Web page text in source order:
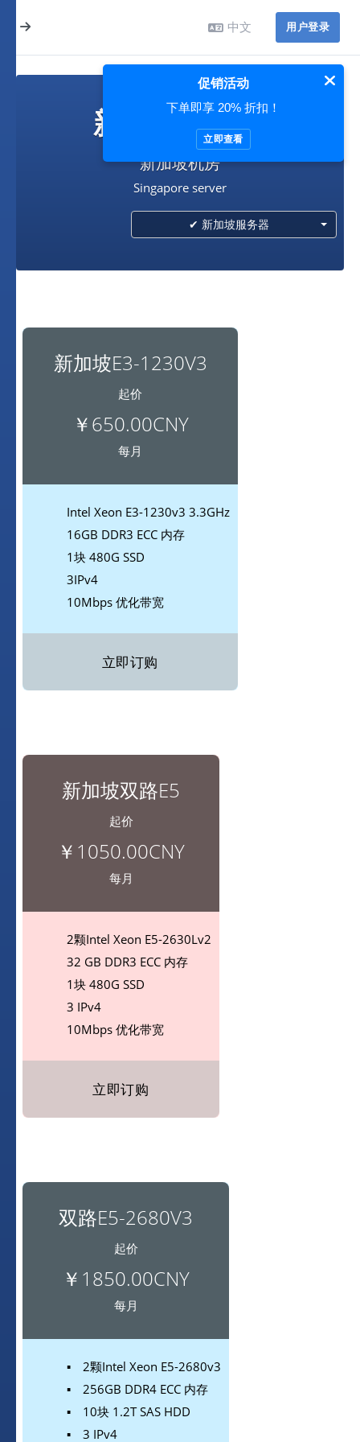
中文 用户登录
新加坡服务器
新加坡机房
Singapore server
✔ 新加坡服务器
新加坡E3-1230V3
起价
￥650.00CNY
每月
Intel Xeon E3-1230v3 3.3GHz
16GB DDR3 ECC 内存
1块 480G SSD
3IPv4
10Mbps 优化带宽
立即订购
新加坡双路E5
起价
￥1050.00CNY
每月
2颗Intel Xeon E5-2630Lv2
32 GB DDR3 ECC 内存
1块 480G SSD
3 IPv4
10Mbps 优化带宽
立即订购
双路E5-2680V3
起价
￥1850.00CNY
每月
▪ 2颗Intel Xeon E5-2680v3
▪ 256GB DDR4 ECC 内存
▪ 10块 1.2T SAS HDD
▪ 3 IPv4
促销活动
下单即享 20% 折扣！
立即查看